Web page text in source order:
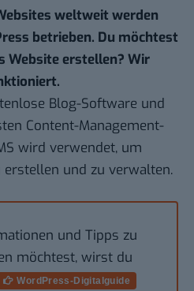
weltweit werden
betrieben. Du möchtest
Website erstellen? Wir
Blog-Software und
Content-Management-
wird verwendet, um
und zu verwalten.
und Tipps zu
möchtest, wirst du
WordPress-Digitalguide